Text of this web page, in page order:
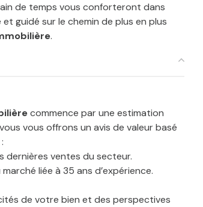
de temps vous conforteront dans
guidé sur le chemin de plus en plus
.
commence par une estimation
vous vous offrons un avis de valeur basé
:
dernières ventes du secteur.
liée à 35 ans d’expérience.
de votre bien et des perspectives